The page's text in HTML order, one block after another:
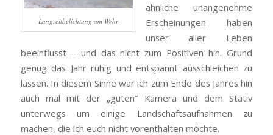
Langzeitbelichtung am Wehr
ähnliche unangenehme
Erscheinungen haben
unser aller Leben
beeinflusst – und das nicht zum Positiven hin. Grund
genug das Jahr ruhig und entspannt ausschleichen zu
lassen. In diesem Sinne war ich zum Ende des Jahres hin
auch mal mit der „guten“ Kamera und dem Stativ
unterwegs um einige Landschaftsaufnahmen zu
machen, die ich euch nicht vorenthalten möchte.